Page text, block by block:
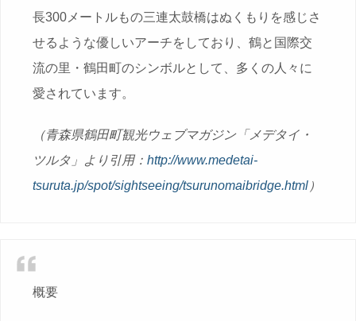
長300メートルもの三連太鼓橋はぬくもりを感じさ
せるような優しいアーチをしており、鶴と国際交
流の里・鶴田町のシンボルとして、多くの人々に
愛されています。
（青森県鶴田町観光ウェブマガジン「メデタイ・
ツルタ」より引用： http://www.medetai-
tsuruta.jp/spot/sightseeing/tsurunomaibridge.html ）
概要